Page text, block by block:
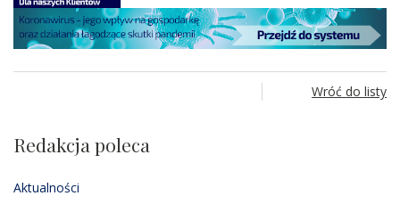
Wróć do listy
Redakcja poleca
Aktualności